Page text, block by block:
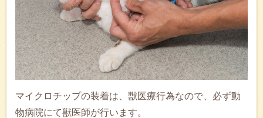
マイクロチップの装着は、獣医療行為なので、必ず動
物病院にて獣医師が行います。